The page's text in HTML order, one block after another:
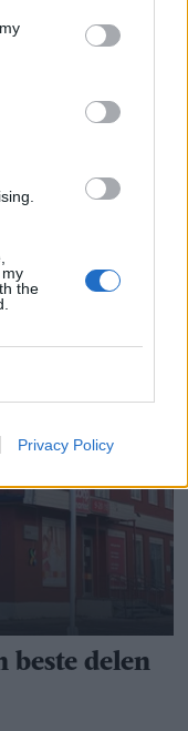
the
Privacy Policy